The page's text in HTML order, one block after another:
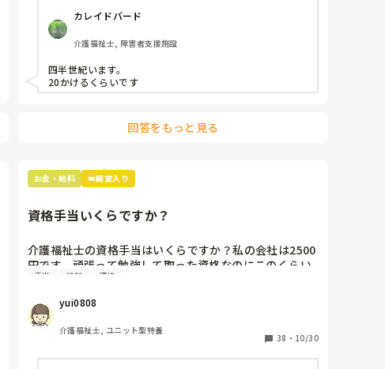
カレイドバード
介護福祉士, 障害者支援施設
四半世紀います。
20かけるくらいです
回答をもっと見る
お金・給料 👑殿堂入り
資格手当いくらですか？
介護福祉士の資格手当はいくらですか？私の会社は2500
円です。頑張って勉強して取った資格なのにこのくらい
しか貰えないんだなと思います。資格を持ってるからと
普通に給料が高いこともあります。
資格取らなければよかったなーと後悔することはありま
すか？
手当 給料 資格
yui0808
介護福祉士, ユニット型特養
38 ・ 10/30